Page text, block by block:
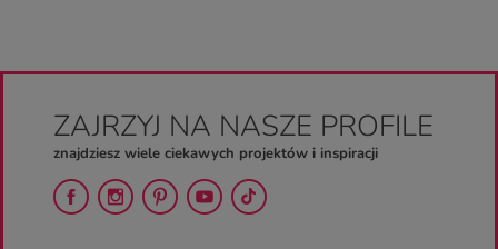
ZAJRZYJ NA NASZE PROFILE
znajdziesz wiele ciekawych projektów i inspiracji